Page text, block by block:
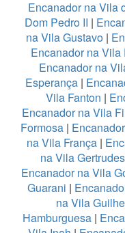
Encanador na Vila
Dom Pedro II |
na Vila Gustavo |
Encanador na Vila
Encanador na
Esperança |
Vila Fanton |
Encanador na Vila
Formosa |
na Vila França|
na Vila Gertrudes
Encanador na Vila
Guarani |
na Vila
Hamburguesa|